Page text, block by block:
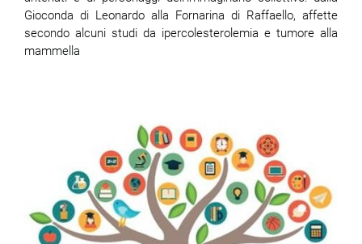
Gioconda di Leonardo alla Fornarina di Raffaello, affette
secondo alcuni studi da ipercolesterolemia e tumore alla
mammella